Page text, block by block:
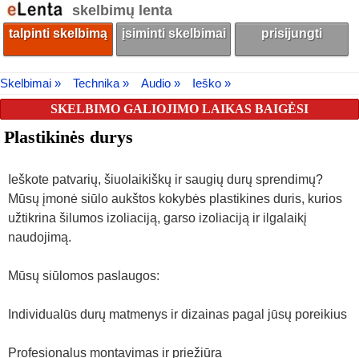
skelbimų lenta
talpinti skelbimą įsiminti skelbimai prisijungti
Skelbimai » Technika » Audio »
Ieško »
SKELBIMO GALIOJIMO LAIKAS BAIGĖSI
Plastikinės durys
Ieškote patvarių, šiuolaikiškų ir saugių durų sprendimų?
Mūsų įmonė siūlo aukštos kokybės plastikines duris, kurios
užtikrina šilumos izoliaciją, garso izoliaciją ir ilgalaikį
naudojimą.
Mūsų siūlomos paslaugos:
Individualūs durų matmenys ir dizainas pagal jūsų poreikius
Profesionalus montavimas ir priežiūra